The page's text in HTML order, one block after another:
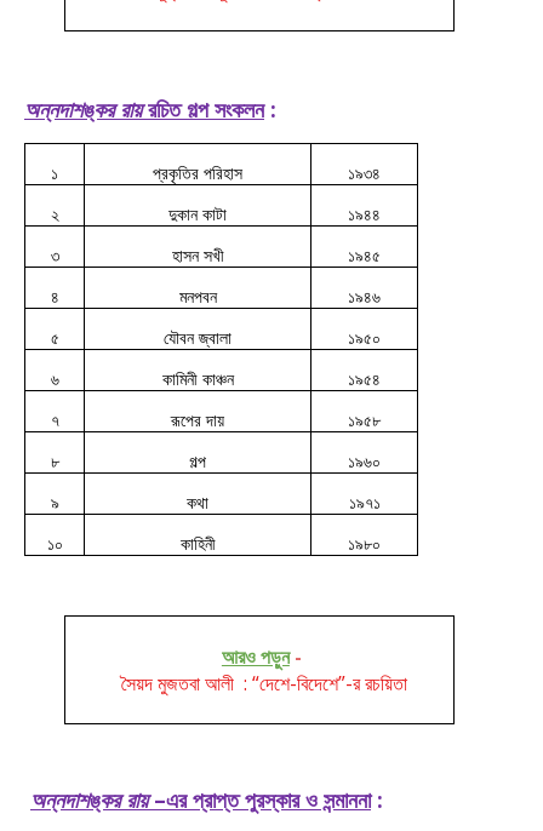
অন্নদাশঙ্কর রায়রচিত গল্প সংকলন:
১ প্রকৃতির পরিহাস
১৯৩৪
২
দুকান কাটা
১৯৪৪
৩
হাসন সখী
১৯৪৫
৪
মনপবন
১৯৪৬
৫
যৌবন জ্বালা
১৯৫০
৬
কামিনী কাঞ্চন
১৯৫৪
৭
রূপের দায়
১৯৫৮
৮
গল্প
১৯৬০
৯
কথা
১৯৭১
১০
কাহিনী ১৯৮০
আরও পড়ুন-
সৈয়দ মুজতবা আলী : “দেশে-বিদেশে”-র রচয়িতা
অন্নদাশঙ্কর রায়–এর প্রাপ্ত পুরস্কার ও সন্মাননা: